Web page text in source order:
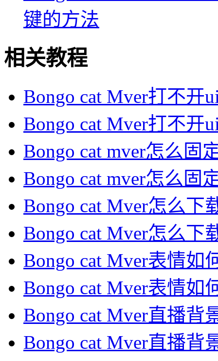
键的方法
相关教程
Bongo cat Mver打不开
Bongo cat Mver打不开
Bongo cat mver怎么固
Bongo cat mver怎么固
Bongo cat Mver怎么下
Bongo cat Mver怎么下
Bongo cat Mver表情如
Bongo cat Mver表情如
Bongo cat Mver直播背
Bongo cat Mver直播背